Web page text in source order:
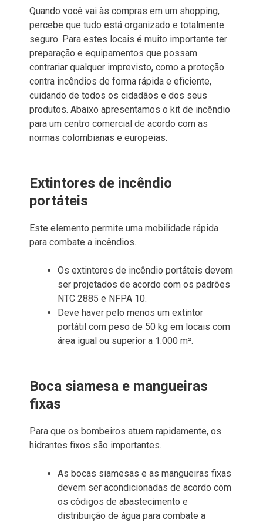
Quando você vai às compras em um shopping,
percebe que tudo está organizado e totalmente
seguro. Para estes locais é muito importante ter
preparação e equipamentos que possam
contrariar qualquer imprevisto, como a proteção
contra incêndios de forma rápida e eficiente,
cuidando de todos os cidadãos e dos seus
produtos. Abaixo apresentamos o kit de incêndio
para um centro comercial de acordo com as
normas colombianas e europeias.
Extintores de incêndio
portáteis
Este elemento permite uma mobilidade rápida
para combate a incêndios.
Os extintores de incêndio portáteis devem
ser projetados de acordo com os padrões
NTC 2885 e NFPA 10.
Deve haver pelo menos um extintor
portátil com peso de 50 kg em locais com
área igual ou superior a 1.000 m².
Boca siamesa e mangueiras
fixas
Para que os bombeiros atuem rapidamente, os
hidrantes fixos são importantes.
As bocas siamesas e as mangueiras fixas
devem ser acondicionadas de acordo com
os códigos de abastecimento e
distribuição de água para combate a